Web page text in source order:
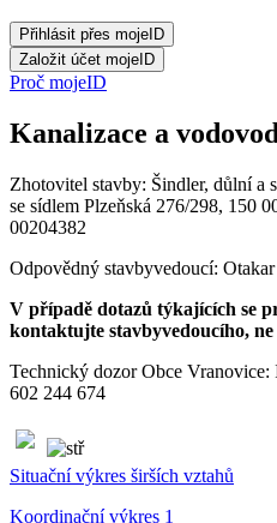
Proč mojeID
Kanalizace a vodovod
Zhotovitel stavby: Šindler, důlní a
se sídlem Plzeňská 276/298, 150
00204382
Odpovědný stavbyvedoucí:
V případě dotazů týkajících se
kontaktujte stavbyvedoucího,
Technický dozor Obce
602 244 674
Situační výkres širších vztahů
Koordinační výkres 1